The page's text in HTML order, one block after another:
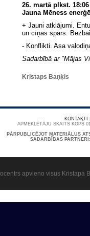
26. martā plkst.
Jauna Mēness
+ Jauni atklājumi.
un cīņas spars.
- Konflikti. Asa
Sadarbībā ar "Mājas
Kristaps Baņķis
KONTAKTI
APMEKLĒTĀJU SKAITS KOPŠ
PĀRPUBLICĒJOT MATERIĀLUS
SADARBĪBAS
apvieno visus Kristapa